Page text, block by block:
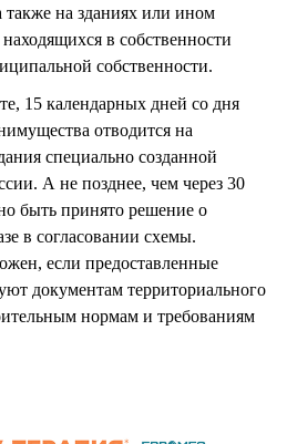
также на зданиях или ином
в собственности
собственности.
15 календарных дней со дня
отводится на
специально созданной
А не позднее, чем через 30
быть принято решение о
в согласовании схемы.
если предоставленные
документам территориального
нормам и требованиям